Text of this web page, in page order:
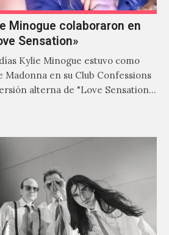
Minogue colaboraron en
Sensation»
Kylie Minogue estuvo como
Madonna en su Club Confessions
alterna de "Love Sensation",